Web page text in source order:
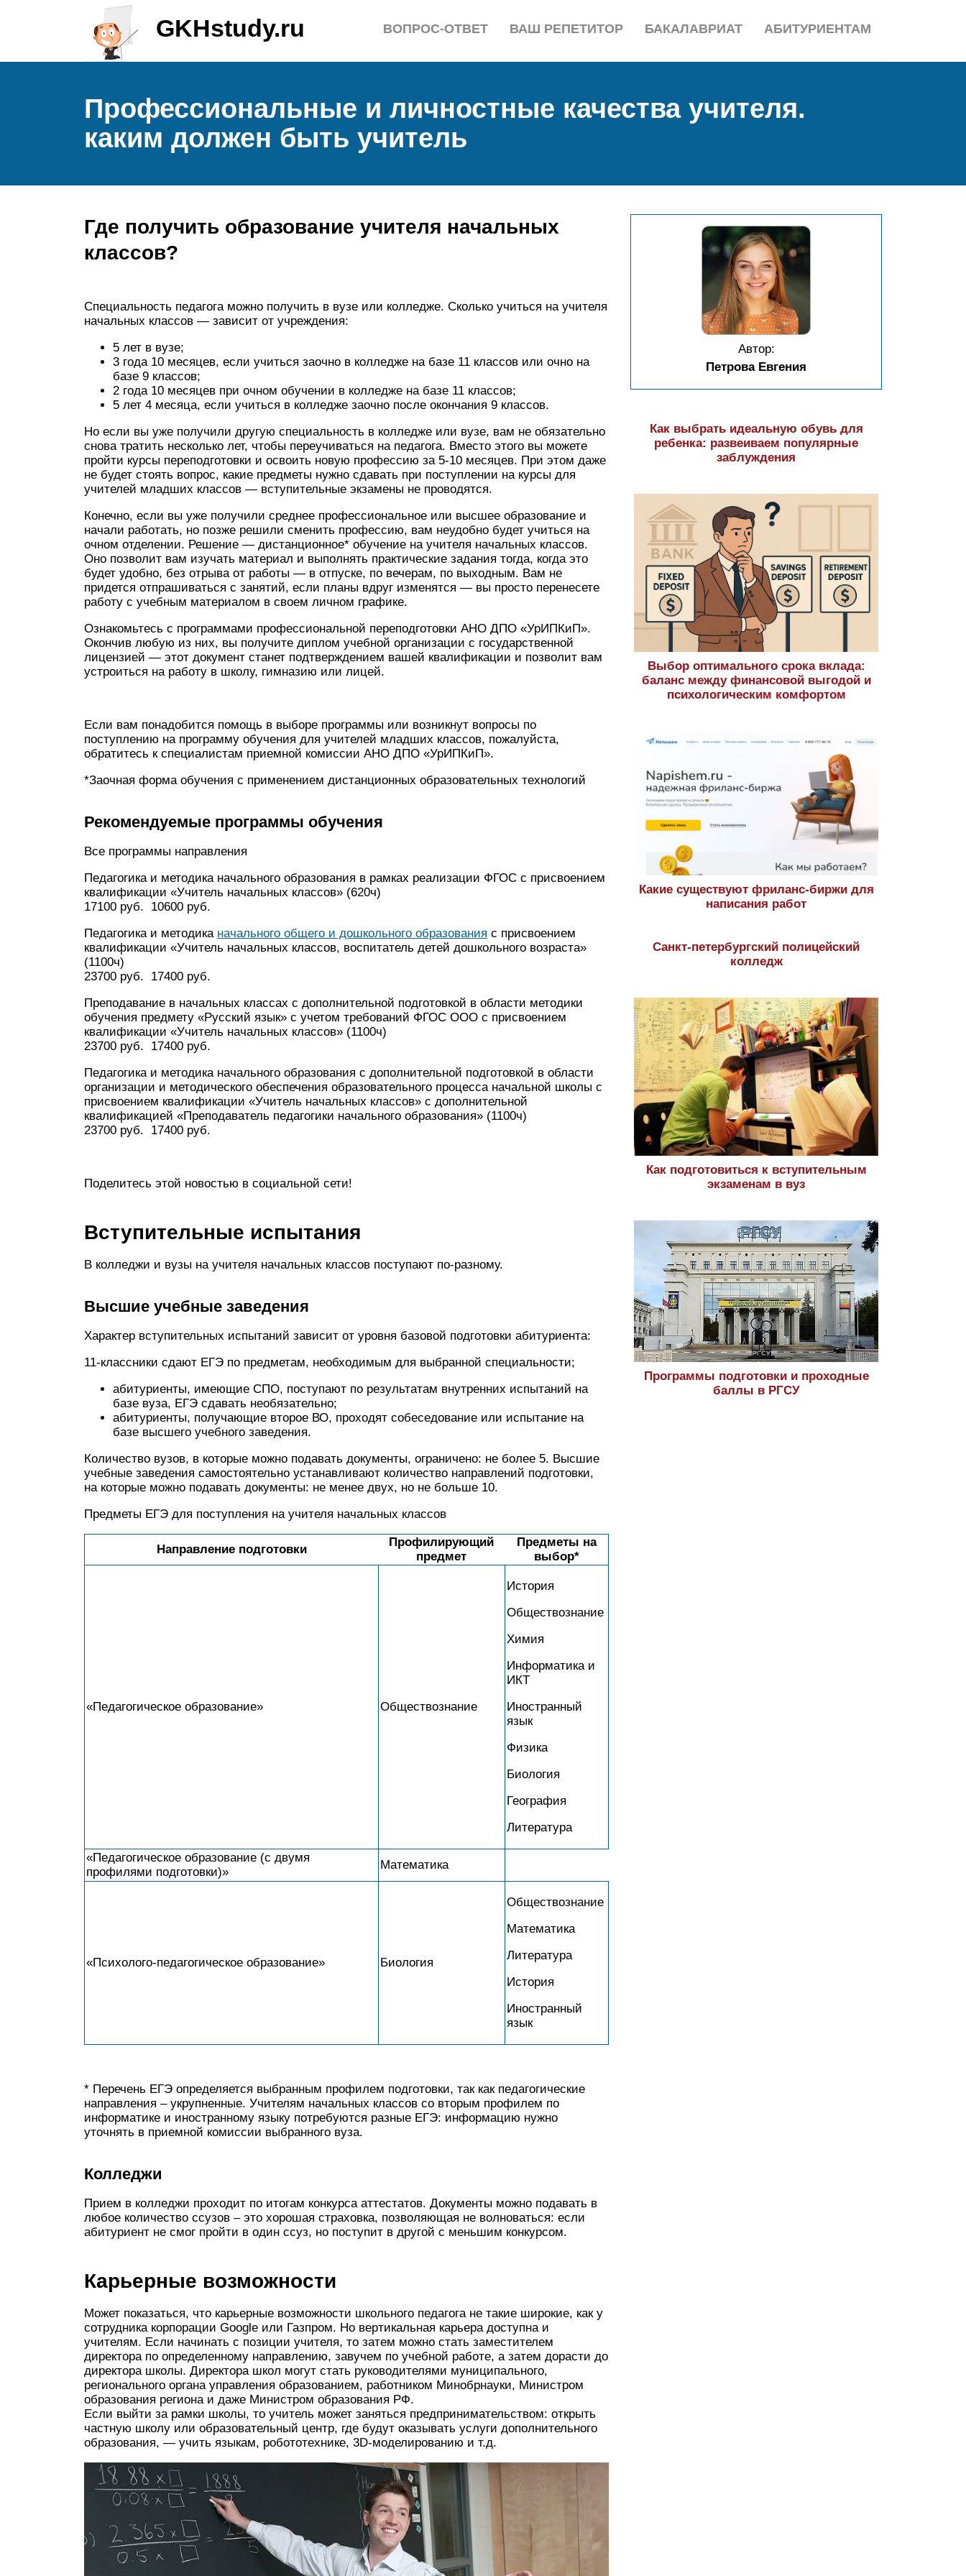
GKHstudy.ru АБИТУРИЕНТАМ
БАКАЛАВРИАТ
ВАШ РЕПЕТИТОР
ВОПРОС-ОТВЕТ
Профессиональные и личностные качества учителя.
каким должен быть учитель
Где получить образование учителя начальных
классов?
Специальность педагога можно получить в вузе или колледже. Сколько учиться на учителя
начальных классов — зависит от учреждения:
5 лет в вузе;
3 года 10 месяцев, если учиться заочно в колледже на базе 11 классов или очно на
базе 9 классов;
2 года 10 месяцев при очном обучении в колледже на базе 11 классов;
5 лет 4 месяца, если учиться в колледже заочно после окончания 9 классов.
Но если вы уже получили другую специальность в колледже или вузе, вам не обязательно
снова тратить несколько лет, чтобы переучиваться на педагога. Вместо этого вы можете
пройти курсы переподготовки и освоить новую профессию за 5-10 месяцев. При этом даже
не будет стоять вопрос, какие предметы нужно сдавать при поступлении на курсы для
учителей младших классов — вступительные экзамены не проводятся.
Конечно, если вы уже получили среднее профессиональное или высшее образование и
начали работать, но позже решили сменить профессию, вам неудобно будет учиться на
очном отделении. Решение — дистанционное* обучение на учителя начальных классов.
Оно позволит вам изучать материал и выполнять практические задания тогда, когда это
будет удобно, без отрыва от работы — в отпуске, по вечерам, по выходным. Вам не
придется отпрашиваться с занятий, если планы вдруг изменятся — вы просто перенесете
работу с учебным материалом в своем личном графике.
Ознакомьтесь с программами профессиональной переподготовки АНО ДПО «УрИПКиП».
Окончив любую из них, вы получите диплом учебной организации с государственной
лицензией — этот документ станет подтверждением вашей квалификации и позволит вам
устроиться на работу в школу, гимназию или лицей.
Если вам понадобится помощь в выборе программы или возникнут вопросы по
поступлению на программу обучения для учителей младших классов, пожалуйста,
обратитесь к специалистам приемной комиссии АНО ДПО «УрИПКиП».
*Заочная форма обучения с применением дистанционных образовательных технологий
Рекомендуемые программы обучения
Все программы направления
Педагогика и методика начального образования в рамках реализации ФГОС с присвоением
квалификации «Учитель начальных классов» (620ч)
17100 руб. 10600 руб.
Педагогика и методика начального общего и дошкольного образования с присвоением
квалификации «Учитель начальных классов, воспитатель детей дошкольного возраста»
(1100ч)
23700 руб. 17400 руб.
Преподавание в начальных классах с дополнительной подготовкой в области методики
обучения предмету «Русский язык» с учетом требований ФГОС ООО с присвоением
квалификации «Учитель начальных классов» (1100ч)
23700 руб. 17400 руб.
Педагогика и методика начального образования с дополнительной подготовкой в области
организации и методического обеспечения образовательного процесса начальной школы с
присвоением квалификации «Учитель начальных классов» с дополнительной
квалификацией «Преподаватель педагогики начального образования» (1100ч)
23700 руб. 17400 руб.
Поделитесь этой новостью в социальной сети!
Вступительные испытания
В колледжи и вузы на учителя начальных классов поступают по-разному.
Высшие учебные заведения
Характер вступительных испытаний зависит от уровня базовой подготовки абитуриента:
11-классники сдают ЕГЭ по предметам, необходимым для выбранной специальности;
абитуриенты, имеющие СПО, поступают по результатам внутренних испытаний на
базе вуза, ЕГЭ сдавать необязательно;
абитуриенты, получающие второе ВО, проходят собеседование или испытание на
базе высшего учебного заведения.
Количество вузов, в которые можно подавать документы, ограничено: не более 5. Высшие
учебные заведения самостоятельно устанавливают количество направлений подготовки,
на которые можно подавать документы: не менее двух, но не больше 10.
Предметы ЕГЭ для поступления на учителя начальных классов
Направление подготовки
Профилирующий
предмет
Предметы на
выбор*
«Педагогическое образование» Обществознание
История
Обществознание
Химия
Информатика и
ИКТ
Иностранный
язык
Физика
Биология
География
Литература
«Педагогическое образование (с двумя
профилями подготовки)»
Математика
«Психолого-педагогическое образование» Биология
Обществознание
Математика
Литература
История
Иностранный
язык
* Перечень ЕГЭ определяется выбранным профилем подготовки, так как педагогические
направления – укрупненные. Учителям начальных классов со вторым профилем по
информатике и иностранному языку потребуются разные ЕГЭ: информацию нужно
уточнять в приемной комиссии выбранного вуза.
Колледжи
Прием в колледжи проходит по итогам конкурса аттестатов. Документы можно подавать в
любое количество ссузов – это хорошая страховка, позволяющая не волноваться: если
абитуриент не смог пройти в один ссуз, но поступит в другой с меньшим конкурсом.
Карьерные возможности
Может показаться, что карьерные возможности школьного педагога не такие широкие, как у
сотрудника корпорации Google или Газпром. Но вертикальная карьера доступна и
учителям. Если начинать с позиции учителя, то затем можно стать заместителем
директора по определенному направлению, завучем по учебной работе, а затем дорасти до
директора школы. Директора школ могут стать руководителями муниципального,
регионального органа управления образованием, работником Минобрнауки, Министром
образования региона и даже Министром образования РФ.
Если выйти за рамки школы, то учитель может заняться предпринимательством: открыть
частную школу или образовательный центр, где будут оказывать услуги дополнительного
образования, — учить языкам, робототехнике, 3D-моделированию и т.д.
Автор:
Петрова Евгения
Как выбрать идеальную обувь для
ребенка: развеиваем популярные
заблуждения
Выбор оптимального срока вклада:
баланс между финансовой выгодой и
психологическим комфортом
Какие существуют фриланс-биржи для
написания работ
Санкт-петербургский полицейский
колледж
Как подготовиться к вступительным
экзаменам в вуз
Программы подготовки и проходные
баллы в РГСУ